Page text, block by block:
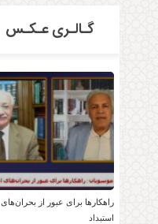
گـالـری عـکـس
راهکارها برای عبور از بحران‌های
استبداد